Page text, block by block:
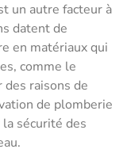
un autre facteur à
datent de
en matériaux qui
comme le
raisons de
de plomberie
sécurité des